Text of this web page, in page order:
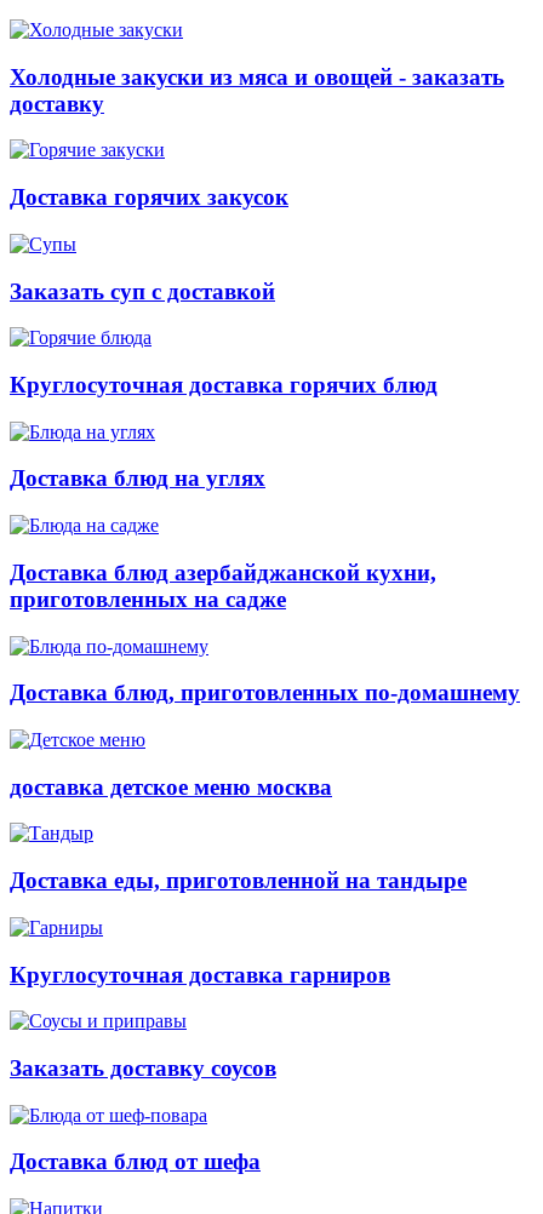
Холодные закуски из мяса и овощей - заказать
доставку
Доставка горячих закусок
Заказать суп с доставкой
Круглосуточная доставка горячих блюд
Доставка блюд на углях
Доставка блюд азербайджанской кухни,
приготовленных на садже
Доставка блюд, приготовленных по-домашнему
доставка детское меню москва
Доставка еды, приготовленной на тандыре
Круглосуточная доставка гарниров
Заказать доставку соусов
Доставка блюд от шефа